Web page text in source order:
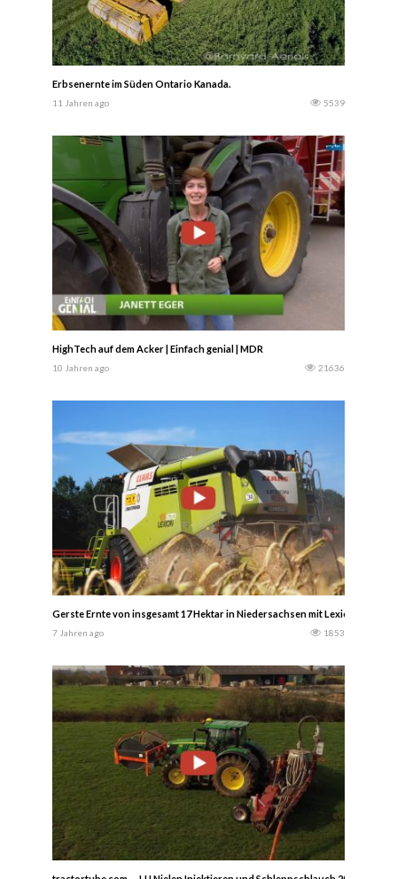
Erbsenernte im Süden Ontario Kanada.
11 Jahren ago 5539
HighTech auf dem Acker | Einfach genial | MDR
10 Jahren ago 21636
Gerste Ernte von insgesamt 17 Hektar in Niedersachsen mit Lexion 670,
7 Jahren ago 1853